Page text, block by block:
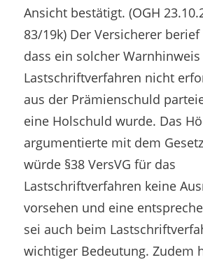
Ansicht bestätigt. (OGH
83/19k) Der Versicherer
dass ein solcher
Lastschriftverfahren nicht
aus der Prämienschuld
eine Holschuld wurde. Das
argumentierte mit dem
würde §38 VersVG für das
Lastschriftverfahren keine
vorsehen und eine
sei auch beim
wichtiger Bedeutung. Zudem